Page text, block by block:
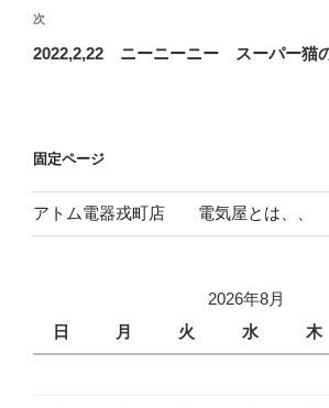
ビ
ゲ
ン
稿
次
の
次
2022,2,22 ニーニーニー スーパー猫
固定ページ
アトム電器戎町店 電気屋とは、、
2026年8月
日
月 火 水 木